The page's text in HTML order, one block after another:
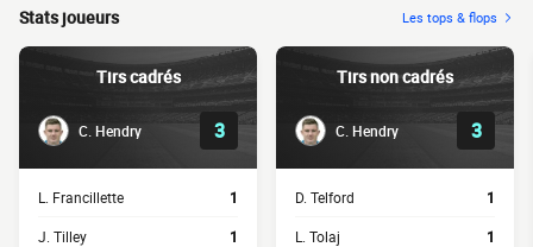
Stats joueurs Les tops & flops
Tirs cadrés
C. Hendry 3
L. Francillette 1
J. Tilley 1
Tirs non cadrés
C. Hendry 3
D. Telford 1
L. Tolaj 1